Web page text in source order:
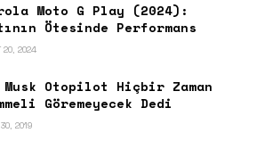
Moto G Play (2024):
Ötesinde Performans
20, 2024
Otopilot Hiçbir Zaman
Göremeyecek Dedi
2019